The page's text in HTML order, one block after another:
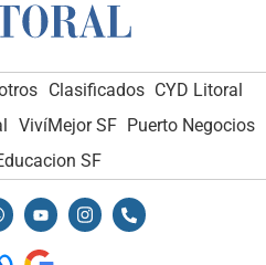
Clasificados CYD Litoral
VivíMejor SF Puerto Negocios
SF